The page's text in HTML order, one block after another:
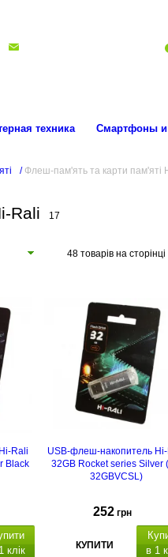
техника Смартфоны
/ Флеш-пам'ять та карти пам'яті
Rali 17
48 товарів на сторінці
Rali
Black
клік
USB-флеш-накопитель
32GB Rocket series Silver
32GBVCSL)
252 грн
КУПИТИ
в 1